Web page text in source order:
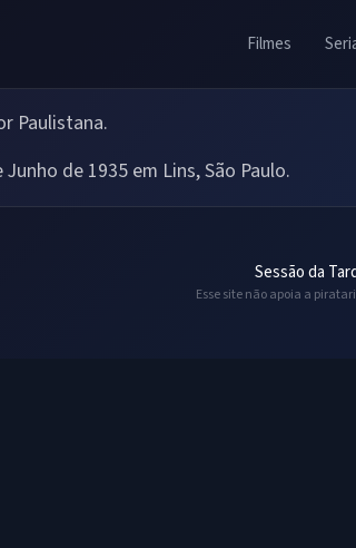
Filmes
Paulistana.
de 1935 em Lins, São Paulo.
Sessão da
Esse site não apoia a